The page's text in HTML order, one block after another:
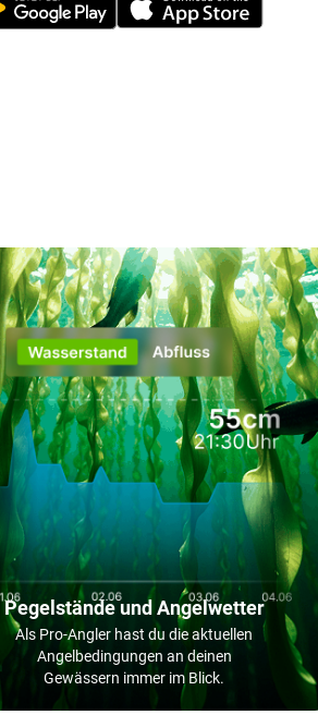
Pegelstände und Angelwetter
Als Pro-Angler hast du die aktuellen
Angelbedingungen an deinen
Gewässern immer im Blick.